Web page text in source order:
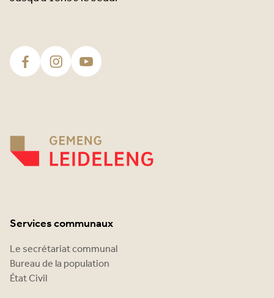
Services communaux
Le secrétariat communal
Bureau de la population
État Civil